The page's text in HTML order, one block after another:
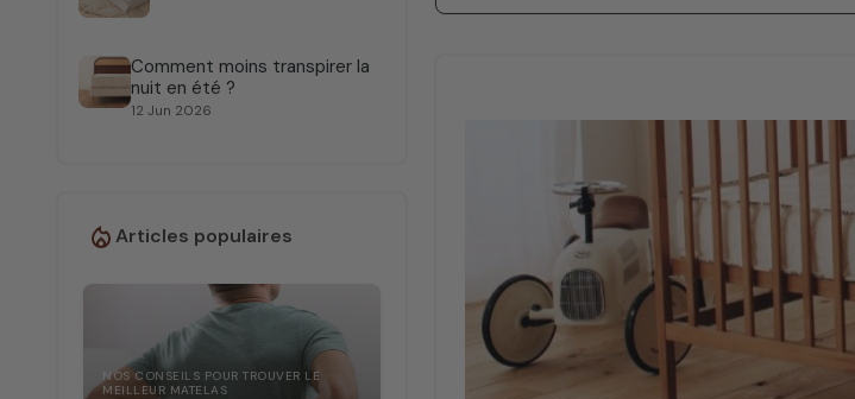
Comment moins transpirer la
nuit en été ?
12 Jun 2026
Articles populaires
NOS CONSEILS POUR TROUVER LE
MEILLEUR MATELAS